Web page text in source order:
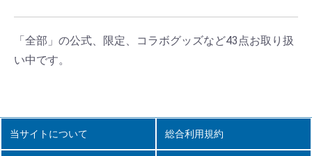
「全部」の公式、限定、コラボグッズなど43点お取り扱
い中です。
当サイトについて 総合利用規約